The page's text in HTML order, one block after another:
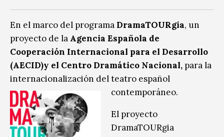
En el marco del programa DramaTOURgia, un
proyecto de la Agencia Española de
Cooperación Internacional para el Desarrollo
(AECID)y el Centro Dramático Nacional, para la
internacionalización del teatro español
contemporáneo.
El proyecto
DramaTOURgia